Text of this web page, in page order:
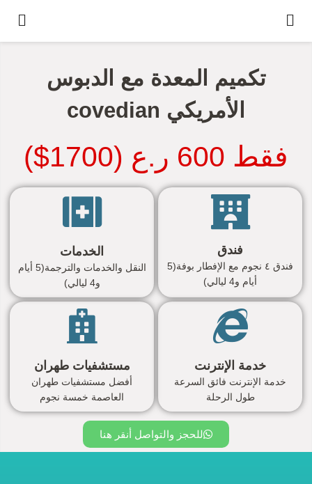
تكميم المعدة مع الدبوس
الأمريكي covedian
فقط 600 ر.ع (1700$)
فندق
فندق ٤ نجوم مع الإفطار بوفة(5
أيام و4 ليالي)
الخدمات
النقل والخدمات والترجمة(5 أيام
و4 ليالي)
خدمة الإنترنت
خدمة الإنترنت فائق السرعة
طول الرحلة
مستشفيات طهران
أفضل مستشفيات طهران
العاصمة خمسة نجوم
للحجز والتواصل أنقر هنا